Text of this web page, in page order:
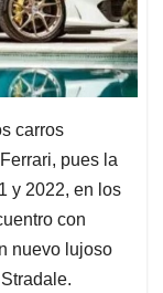
carros
pues la
y 2022, en los
con
nuevo lujoso